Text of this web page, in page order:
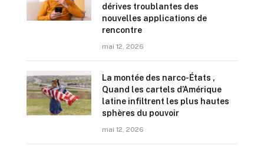
dérives troublantes des
nouvelles applications de
rencontre
mai 12, 2026
La montée des narco-États ,
Quand les cartels d’Amérique
latine infiltrent les plus hautes
sphères du pouvoir
mai 12, 2026